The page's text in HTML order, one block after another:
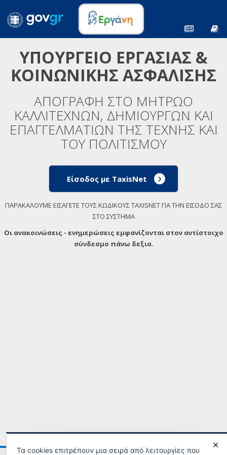
ΥΠΟΥΡΓΕΙΟ ΕΡΓΑΣΙΑΣ &
ΚΟΙΝΩΝΙΚΗΣ ΑΣΦΑΛΙΣΗΣ
ΑΠΟΓΡΑΦΗ ΣΤΟ ΜΗΤΡΩΟ
ΚΑΛΛΙΤΕΧΝΩΝ, ΔΗΜΙΟΥΡΓΩΝ ΚΑΙ
ΕΠΑΓΓΕΛΜΑΤΙΩΝ ΤΗΣ ΤΕΧΝΗΣ ΚΑΙ
ΤΟΥ ΠΟΛΙΤΙΣΜΟΥ
Είσοδος με TaxisNet
ΠΑΡΑΚΑΛΟΥΜΕ ΕΙΣΑΓΕΤΕ ΤΟΥΣ ΚΩΔΙΚΟΥΣ TAXISNET ΓΙΑ ΤΗΝ ΕΙΣΟΔΟ ΣΑΣ
ΣΤΟ ΣΥΣΤΗΜΑ
Οι ανακοινώσεις - ενημερώσεις εμφανίζονται στον αντίστοιχο
σύνδεσμο πάνω δεξια.
✕
Τα cookies επιτρέπουν μια σειρά από λειτουργίες που